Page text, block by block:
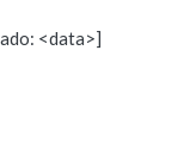
<data>]